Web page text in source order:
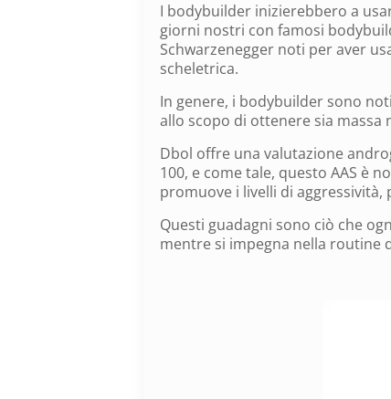
I bodybuilder inizierebbero a
giorni nostri con famosi
Schwarzenegger noti per aver
scheletrica.
In genere, i bodybuilder sono
allo scopo di ottenere sia massa
Dbol offre una valutazione
100, e come tale, questo AAS è
promuove i livelli di aggressività,
Questi guadagni sono ciò che
mentre si impegna nella routine